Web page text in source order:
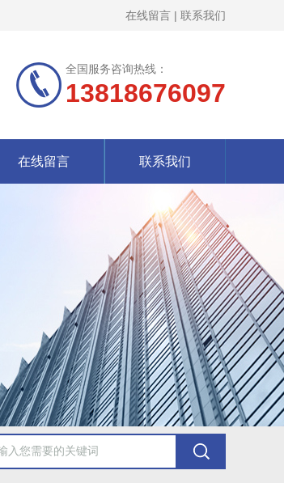
在线留言 | 联系我们
全国服务咨询热线：
13818676097
在线留言 联系我们